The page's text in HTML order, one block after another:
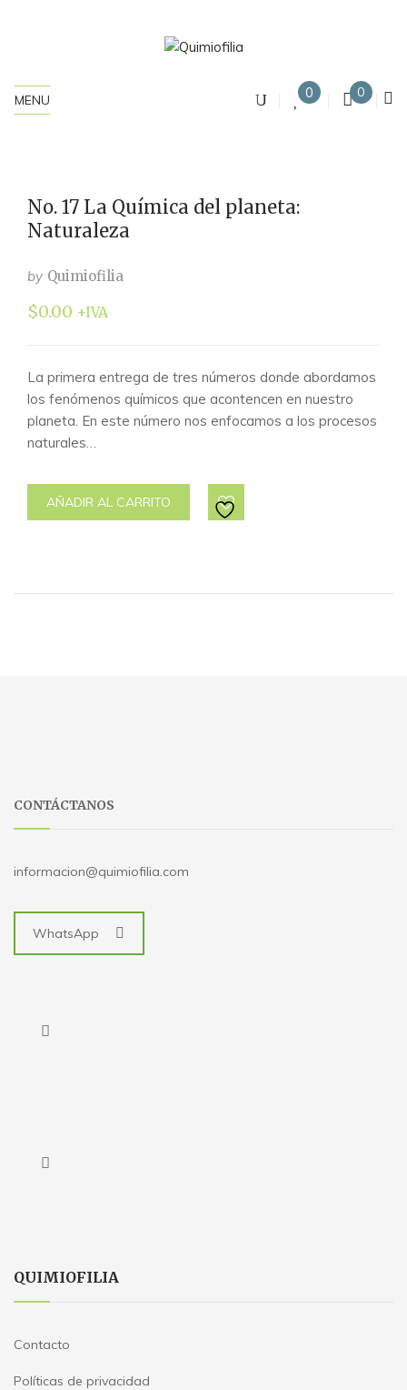
MENU 0 0
No. 17 La Química del planeta:
Naturaleza
by Quimiofilia
$0.00 +IVA
La primera entrega de tres números donde abordamos
los fenómenos químicos que acontencen en nuestro
planeta. En este número nos enfocamos a los procesos
naturales…
AÑADIR AL CARRITO
CONTÁCTANOS
informacion@quimiofilia.com
WhatsApp
QUIMIOFILIA
Contacto
Políticas de privacidad